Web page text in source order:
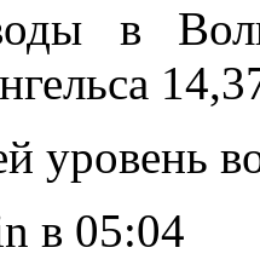
в
уровень
в 05:04